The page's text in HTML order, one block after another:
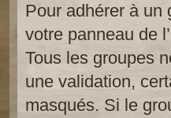
Pour adhérer à
votre panneau de
Tous les groupes
une validation,
masqués. Si le